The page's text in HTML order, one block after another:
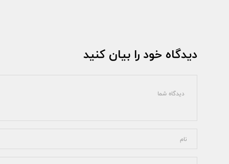
دیدگاه خود را بیان کنید